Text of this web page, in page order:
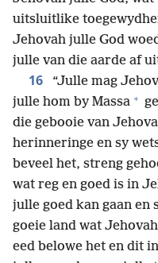
uitsluitlike
Jehovah julle God
julle van die aarde af
16 “Julle mag
julle hom by Massa +
die gebooie van
herinneringe en sy
beveel het, streng
wat reg en goed is in
julle goed kan gaan en
goeie land wat
eed belowe het en dit